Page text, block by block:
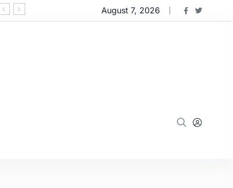
‘ઓપરેશન મ્યુલ હંટ 2.0’:નવસારીમાં 91 કરોડના
August 7, 2026